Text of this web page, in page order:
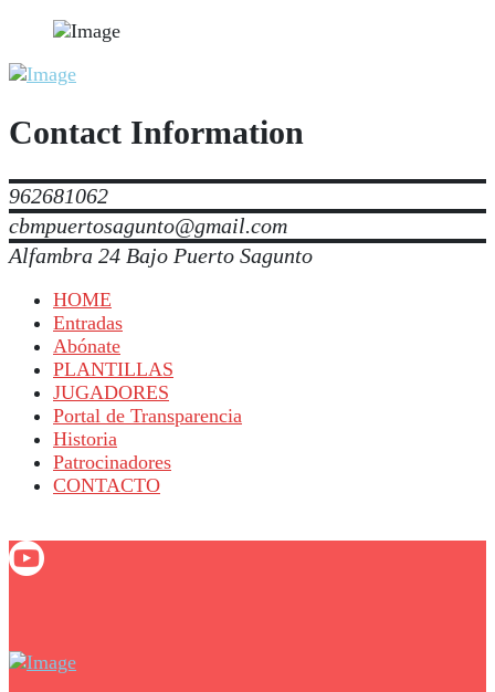
Contact Information
962681062
cbmpuertosagunto@gmail.com
Alfambra 24 Bajo Puerto Sagunto
HOME
Entradas
Abónate
PLANTILLAS
JUGADORES
Portal de Transparencia
Historia
Patrocinadores
CONTACTO